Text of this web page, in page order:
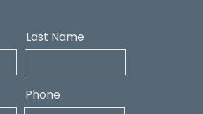
Last Name
Phone